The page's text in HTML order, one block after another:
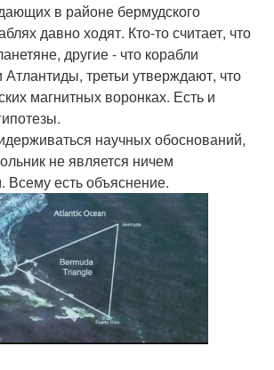
в районе бермудского
давно ходят. Кто-то считает, что
другие - что корабли
третьи утверждают, что
магнитных воронках. Есть и
научных обоснований,
не является ничем
есть объяснение.